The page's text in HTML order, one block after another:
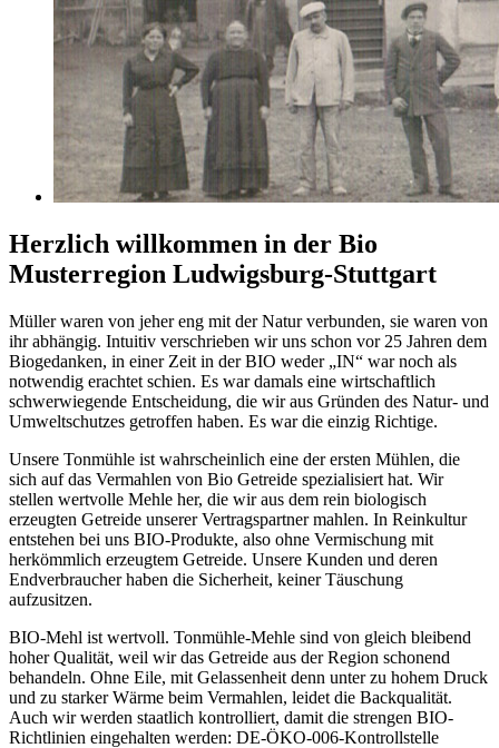
Herzlich willkommen in der Bio
Musterregion Ludwigsburg-Stuttgart
Müller waren von jeher eng mit der Natur verbunden, sie waren von
ihr abhängig. Intuitiv verschrieben wir uns schon vor 25 Jahren dem
Biogedanken, in einer Zeit in der BIO weder „IN“ war noch als
notwendig erachtet schien. Es war damals eine wirtschaftlich
schwerwiegende Entscheidung, die wir aus Gründen des Natur- und
Umweltschutzes getroffen haben. Es war die einzig Richtige.
Unsere Tonmühle ist wahrscheinlich eine der ersten Mühlen, die
sich auf das Vermahlen von Bio Getreide spezialisiert hat. Wir
stellen wertvolle Mehle her, die wir aus dem rein biologisch
erzeugten Getreide unserer Vertragspartner mahlen. In Reinkultur
entstehen bei uns BIO-Produkte, also ohne Vermischung mit
herkömmlich erzeugtem Getreide. Unsere Kunden und deren
Endverbraucher haben die Sicherheit, keiner Täuschung
aufzusitzen.
BIO-Mehl ist wertvoll. Tonmühle-Mehle sind von gleich bleibend
hoher Qualität, weil wir das Getreide aus der Region schonend
behandeln. Ohne Eile, mit Gelassenheit denn unter zu hohem Druck
und zu starker Wärme beim Vermahlen, leidet die Backqualität.
Auch wir werden staatlich kontrolliert, damit die strengen BIO-
Richtlinien eingehalten werden: DE-ÖKO-006-Kontrollstelle